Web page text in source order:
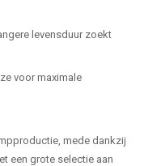
levensduur zoekt
voor maximale
mede dankzij
een grote selectie aan